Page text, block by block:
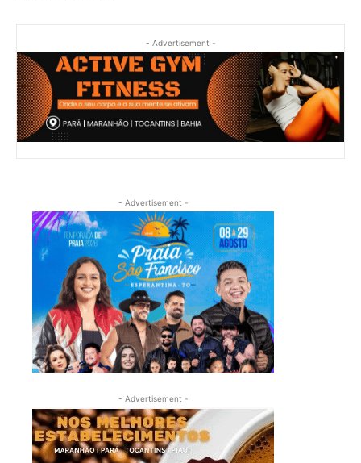
- Advertisement -
- Advertisement -
- Advertisement -